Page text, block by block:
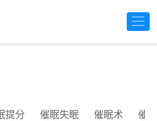
提分 催眠失眠 催眠术 催